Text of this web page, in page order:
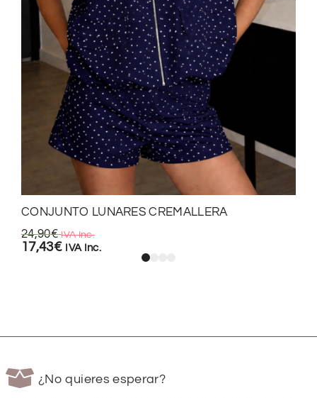
CONJUNTO LUNARES CREMALLERA
24,90€ IVA Inc.
17,43€ IVA Inc.
¿No quieres esperar?